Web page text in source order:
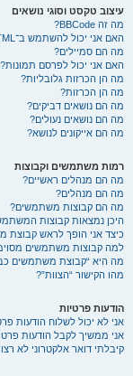
עיצוב טקסט וסוגי נושאים
מה זה BBCode?
האם אני יכול להשתמש ב־HTML?
מה הם סמיילים?
האם אני יכול לפרסם תמונות?
מה הן הכרזות גלובליות?
מה הן הכרזות?
מה הם נושאים דביקים?
מה הם נושאים נעולים?
מה הם אייקונים לנושא?
רמות משתמשים וקבוצות
מה הם מנהלים ראשיים?
מה הם מנהלים?
מה הם קבוצות משתמשים?
היכן נמצאות קבוצות
כיצד אני הופך לראש קבוצת
למה קבוצות משתמשים
מה היא “קבוצת משתמשים
מהו הקישור “הצוות”?
הודעות פרטיות
אני לא יכול לשלוח הודעות
אני ממשיך לקבל הודעות
קיבלתי דואר אלקטרוני לא